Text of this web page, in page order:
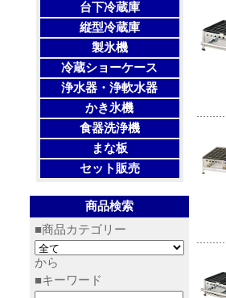
台下冷蔵庫
縦型冷蔵庫
製氷機
冷蔵ショーケース
浄水器・浄軟水器
かき氷機
食器洗浄機
まな板
セット販売
商品検索
■商品カテゴリー
から
■キーワード